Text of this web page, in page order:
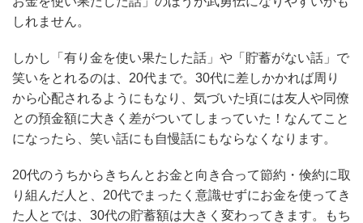
しれません。
しかし「有り金を使い果たした話」や「貯蓄がない話」で
笑いをとれるのは、20代まで。30代に差しかかれば周り
から心配されるようにもなり、気づいた頃には友人や同僚
との預金額に大きく差がついてしまっていた！なんてこと
になったら、笑い話にも自慢話にもならなくなります。
20代のうちからきちんとお金と向き合って節約・倹約に取
り組んだ人と、20代でまったく意識せずにお金を使ってき
た人とでは、30代の貯蓄額は大きく変わってきます。もち